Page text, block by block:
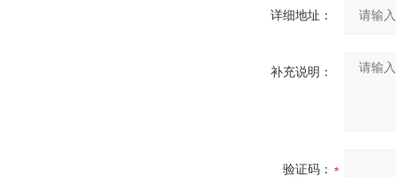
详细地址：
补充说明：
验证码：